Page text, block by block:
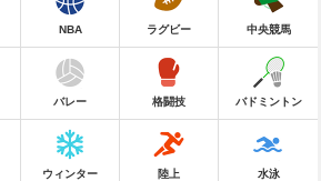
NBA ラグビー 中央競馬
バレー 格闘技 バドミントン
ウィンター 陸上 水泳